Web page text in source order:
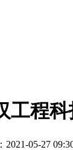
工程
2021-05-27